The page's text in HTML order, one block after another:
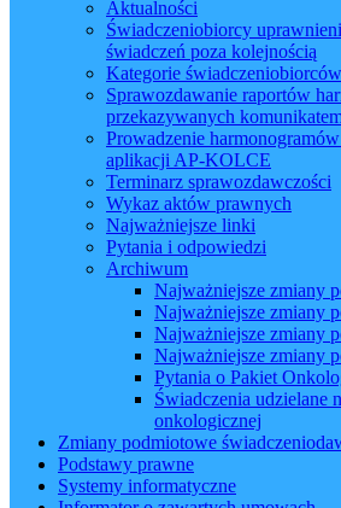
Aktualności
Świadczeniobiorcy
świadczeń poza kolejnością
Kategorie świadczeniobiorców
Sprawozdawanie raportów
przekazywanych
Prowadzenie
aplikacji AP-KOLCE
Terminarz sprawozdawczości
Wykaz aktów prawnych
Najważniejsze linki
Pytania i odpowiedzi
Archiwum
Najważniejsze zmiany
Najważniejsze zmiany
Najważniejsze zmiany
Najważniejsze zmiany
Pytania o Pakiet
Świadczenia udzielane
onkologicznej
Zmiany podmiotowe
Podstawy prawne
Systemy informatyczne